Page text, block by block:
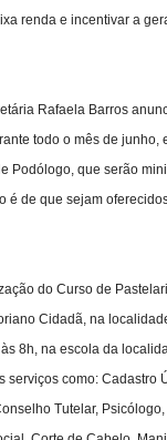
renda e incentivar a
Rafaela Barros
todo o mês de junho,
Podólogo, que serão
é de que sejam
do Curso de
Cidadã, na
8h, na escola da
serviços como: Cadastro
Tutelar,